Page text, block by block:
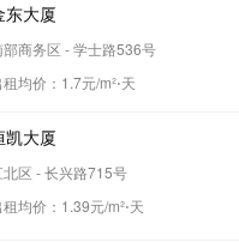
东大厦
部商务区 - 学士路536号
均价： 1.7元/m²⋅天
凯大厦
北区 - 长兴路715号
均价： 1.39元/m²⋅天